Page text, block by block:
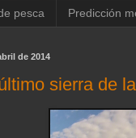
pesca Predicción
de 2014
sierra de